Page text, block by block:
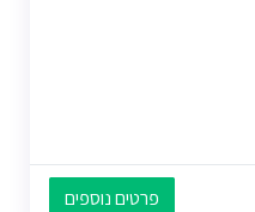
פרטים נוספים